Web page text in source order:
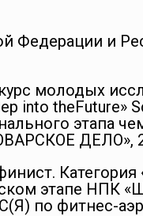
Федерации и
молодых
into theFuture»
этапа
ДЕЛО»,
этапе НПК
по фитнес-